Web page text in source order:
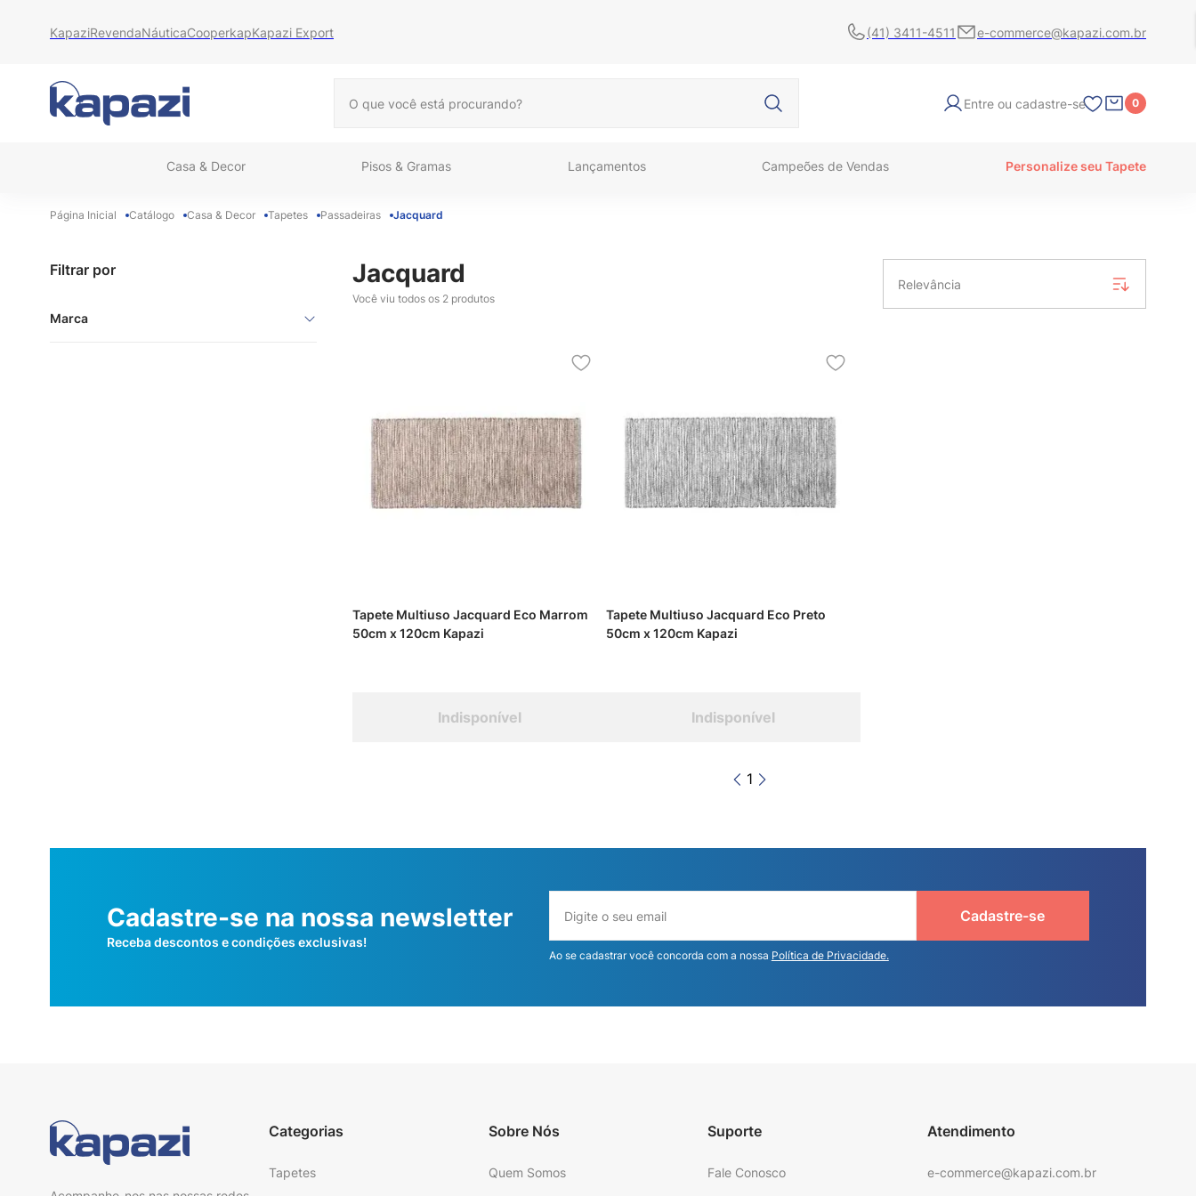
KapaziRevendaNáuticaCooperkapKapazi Export (41) 3411-4511 e-commerce@kapazi.com.br
Entre ou cadastre-se 0
Casa & Decor Pisos & Gramas Lançamentos Campeões de Vendas Personalize seu Tapete
Catálogo Casa & Decor Tapetes Passadeiras Jacquard
Filtrar por
Marca
Jacquard
Você viu todos os 2 produtos
Relevância
Tapete Multiuso Jacquard Eco Marrom
50cm x 120cm Kapazi
Indisponível
Tapete Multiuso Jacquard Eco Preto
50cm x 120cm Kapazi
Indisponível
1
Cadastre-se na nossa newsletter
Receba descontos e condições exclusivas!
Cadastre-se
Ao se cadastrar você concorda com a nossa Política de Privacidade.
Categorias
Tapetes
Sobre Nós
Quem Somos
Suporte
Fale Conosco
Atendimento
e-commerce@kapazi.com.br